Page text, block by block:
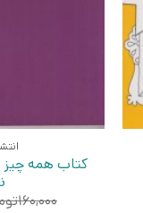
کتاب همه چیز
۱۶۰,۰۰۰